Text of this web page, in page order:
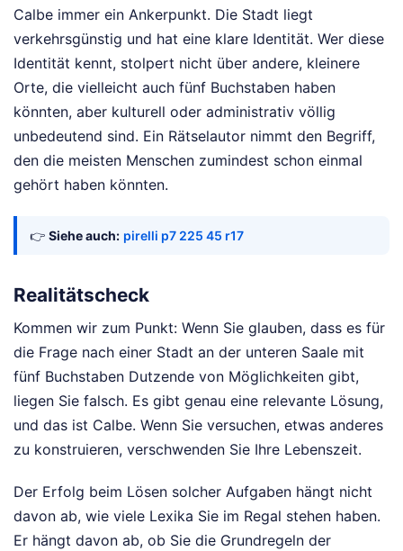
Calbe immer ein Ankerpunkt. Die Stadt liegt
verkehrsgünstig und hat eine klare Identität. Wer diese
Identität kennt, stolpert nicht über andere, kleinere
Orte, die vielleicht auch fünf Buchstaben haben
könnten, aber kulturell oder administrativ völlig
unbedeutend sind. Ein Rätselautor nimmt den Begriff,
den die meisten Menschen zumindest schon einmal
gehört haben könnten.
👉 Siehe auch: pirelli p7 225 45 r17
Realitätscheck
Kommen wir zum Punkt: Wenn Sie glauben, dass es für
die Frage nach einer Stadt an der unteren Saale mit
fünf Buchstaben Dutzende von Möglichkeiten gibt,
liegen Sie falsch. Es gibt genau eine relevante Lösung,
und das ist Calbe. Wenn Sie versuchen, etwas anderes
zu konstruieren, verschwenden Sie Ihre Lebenszeit.
Der Erfolg beim Lösen solcher Aufgaben hängt nicht
davon ab, wie viele Lexika Sie im Regal stehen haben.
Er hängt davon ab, ob Sie die Grundregeln der